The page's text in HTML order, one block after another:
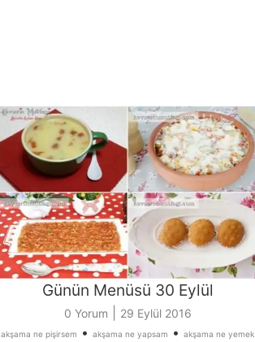
Günün Menüsü 30 Eylül
0 Yorum 29 Eylül 2016
akşama ne pişirsem • akşama ne yapsam • akşama ne yemek